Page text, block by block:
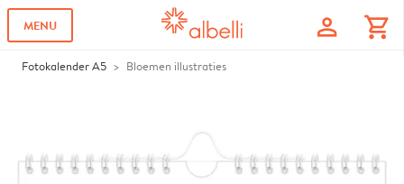
MENU profile shopping_cart
Fotokalender A5 Bloemen illustraties